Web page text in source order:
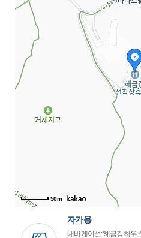
50m
자가용
내비게이션:'해금강하우